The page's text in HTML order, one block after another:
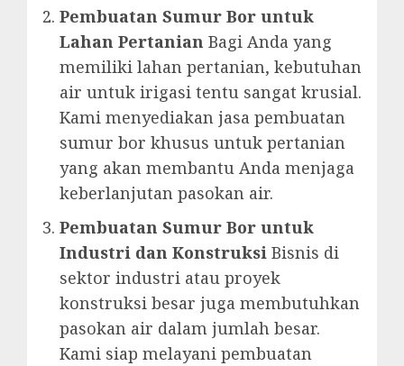
Pembuatan Sumur Bor untuk
Lahan Pertanian Bagi Anda yang
memiliki lahan pertanian, kebutuhan
air untuk irigasi tentu sangat krusial.
Kami menyediakan jasa pembuatan
sumur bor khusus untuk pertanian
yang akan membantu Anda menjaga
keberlanjutan pasokan air.
Pembuatan Sumur Bor untuk
Industri dan Konstruksi Bisnis di
sektor industri atau proyek
konstruksi besar juga membutuhkan
pasokan air dalam jumlah besar.
Kami siap melayani pembuatan